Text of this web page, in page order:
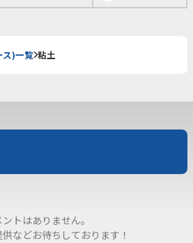
ス)一覧 粘土
ントはありません。
などお待ちしております！